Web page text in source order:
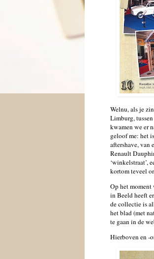
Welnu, als je
Limburg,
kwamen we er
geloof me: het
aftershave, van
Renault
‘winkelstraat’,
kortom teveel
Op het moment
in Beeld heeft
de collectie is
het blad (met
te gaan in de
Hierboven en -